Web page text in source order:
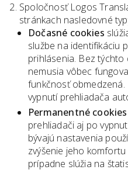
Spoločnosť Logos
stránkach nasledovné
Dočasné cookies
službe na identifikáciu
prihlásenia. Bez
nemusia vôbec
funkčnosť
vypnutí prehliadača
Permanentné cookies
prehliadači aj po
bývajú nastavenia
zvýšenie jeho komfortu
prípadne slúžia na